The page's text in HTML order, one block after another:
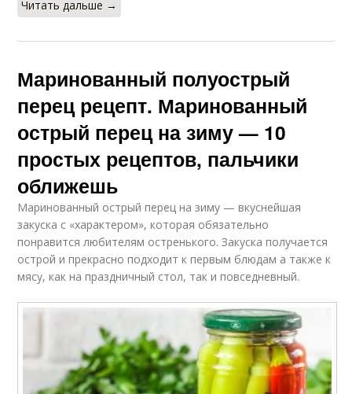
Читать дальше →
Маринованный полуострый
перец рецепт. Маринованный
острый перец на зиму — 10
простых рецептов, пальчики
оближешь
Маринованный острый перец на зиму — вкуснейшая
закуска с «характером», которая обязательно
понравится любителям остренького. Закуска получается
острой и прекрасно подходит к первым блюдам а также к
мясу, как на праздничный стол, так и повседневный.